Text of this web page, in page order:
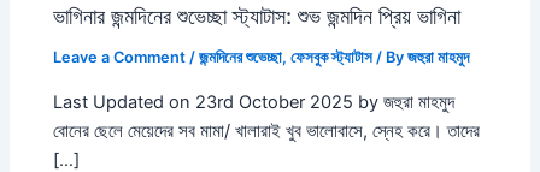
ভাগিনার জন্মদিনের শুভেচ্ছা স্ট্যাটাস: শুভ জন্মদিন প্রিয় ভাগিনা
Leave a Comment /জন্মদিনের শুভেচ্ছা,ফেসবুক স্ট্যাটাস/ Byজহুরা মাহমুদ
Last Updated on 23rd October 2025 by জহুরা মাহমুদ
বোনের ছেলে মেয়েদের সব মামা/ খালারাই খুব ভালোবাসে, স্নেহ করে। তাদের
[…]